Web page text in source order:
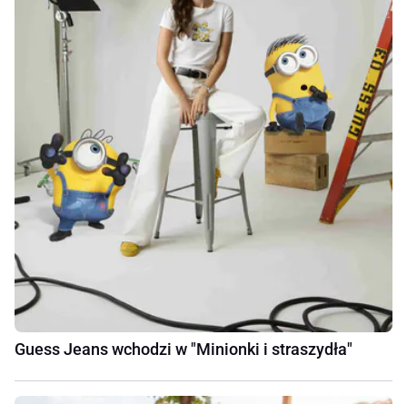
Guess Jeans wchodzi w "Minionki i straszydła"